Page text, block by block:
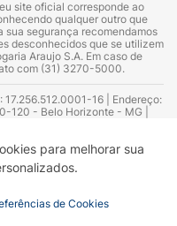
para melhorar sua
de Cookies
site oficial corresponde ao
qualquer outro que
sua segurança recomendamos
desconhecidos que se utilizem
Araujo S.A. Em caso de
com (31) 3270-5000.
17.256.512.0001-16 | Endereço:
120 - Belo Horizonte - MG |
Silva Alvarenga – CRF 52.584 -
- CRF Nº 13.748. Alvará
da Empresa (AFE):